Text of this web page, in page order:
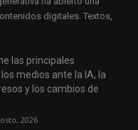
digitales. Textos,
las principales
medios ante la IA, la
y los cambios de
2026